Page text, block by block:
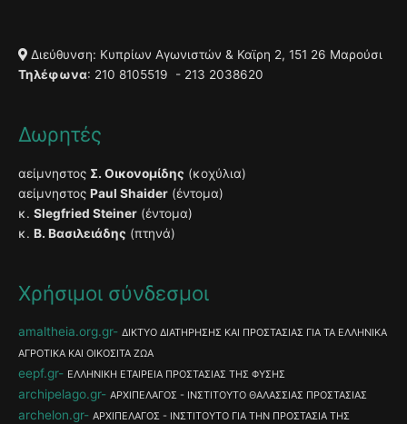
Διεύθυνση: Κυπρίων Αγωνιστών & Καϊρη 2, 151 26 Μαρούσι
Τηλέφωνα: 210 8105519 - 213 2038620
Δωρητές
αείμνηστος Σ. Οικονομίδης (κοχύλια)
αείμνηστος Paul Shaider (έντομα)
κ. Slegfried Steiner (έντομα)
κ. Β. Βασιλειάδης (πτηνά)
Χρήσιμοι σύνδεσμοι
amaltheia.org.gr
ΔΙΚΤΥΟ ΔΙΑΤΗΡΗΣΗΣ ΚΑΙ ΠΡΟΣΤΑΣΙΑΣ ΓΙΑ ΤΑ ΕΛΛΗΝΙΚΑ
ΑΓΡΟΤΙΚΑ ΚΑΙ ΟΙΚΟΣΙΤΑ ΖΩΑ
eepf.gr ΕΛΛΗΝΙΚΗ ΕΤΑΙΡΕΙΑ ΠΡΟΣΤΑΣΙΑΣ ΤΗΣ ΦΥΣΗΣ
archipelago.gr ΑΡΧΙΠΕΛΑΓΟΣ - ΙΝΣΤΙΤΟΥΤΟ ΘΑΛΑΣΣΙΑΣ ΠΡΟΣΤΑΣΙΑΣ
archelon.gr
ΑΡΧΙΠΕΛΑΓΟΣ - ΙΝΣΤΙΤΟΥΤΟ ΓΙΑ ΤΗΝ ΠΡΟΣΤΑΣΙΑ ΤΗΣ